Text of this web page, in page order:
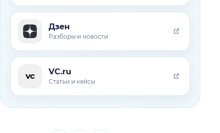
Дзен
Разборы и новости
vc VC.ru
Статьи и кейсы